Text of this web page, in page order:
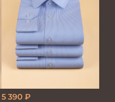
5 390 ₽